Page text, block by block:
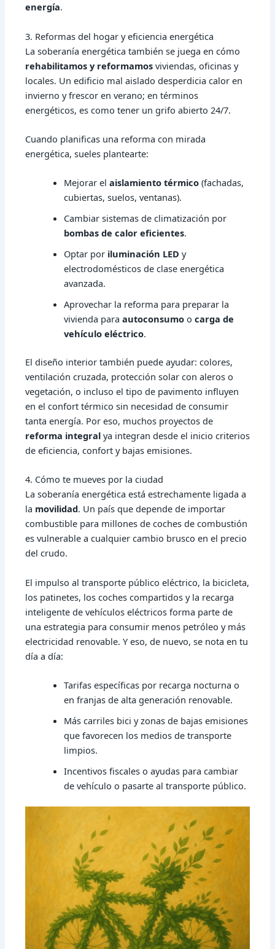
energía.
3. Reformas del hogar y eficiencia energética
La soberanía energética también se juega en cómo
rehabilitamos y reformamosviviendas, oficinas y
locales. Un edificio mal aislado desperdicia calor en
invierno y frescor en verano; en términos
energéticos, es como tener un grifo abierto 24/7.
Cuando planificas una reforma con mirada
energética, sueles plantearte:
Mejorar elaislamiento térmico (fachadas,
cubiertas, suelos, ventanas).
Cambiar sistemas de climatización por
bombas de calor eficientes.
Optar por iluminación LED y
electrodomésticos de clase energética
avanzada.
Aprovechar la reforma para preparar la
vivienda paraautoconsumo ocarga de
vehículo eléctrico.
El diseño interior también puede ayudar: colores,
ventilación cruzada, protección solar con aleros o
vegetación, o incluso el tipo de pavimento influyen
en el confort térmico sin necesidad de consumir
tanta energía. Por eso, muchos proyectos de
reforma integralya integran desde el inicio criterios
de eficiencia, confort y bajas emisiones.
4. Cómo te mueves por la ciudad
La soberanía energética está estrechamente ligada a
la movilidad. Un país que depende de importar
combustible para millones de coches de combustión
es vulnerable a cualquier cambio brusco en el precio
del crudo.
El impulso al transporte público eléctrico, la bicicleta,
los patinetes, los coches compartidos y la recarga
inteligente de vehículos eléctricos forma parte de
una estrategia para consumir menos petróleo y más
electricidad renovable. Y eso, de nuevo, se nota en tu
día a día:
Tarifas específicas por recarga nocturna o
en franjas de alta generación renovable.
Más carriles bici y zonas de bajas emisiones
que favorecen los medios de transporte
limpios.
Incentivos fiscales o ayudas para cambiar
de vehículo o pasarte al transporte público.